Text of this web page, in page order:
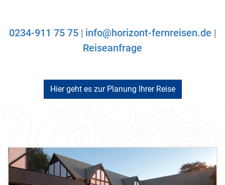
0234-911 75 75 | info@horizont-fernreisen.de |
Reiseanfrage
Hier geht es zur Planung Ihrer Reise